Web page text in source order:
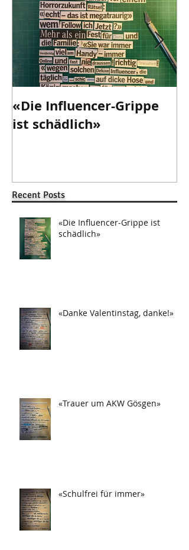
Recent Posts
«Die Influencer-Grippe
ist schädlich»
«Die Influencer-Grippe ist
schädlich»
«Danke Valentinstag, danke!»
«Trauer um AKW Gösgen»
«Schulfrei für immer»